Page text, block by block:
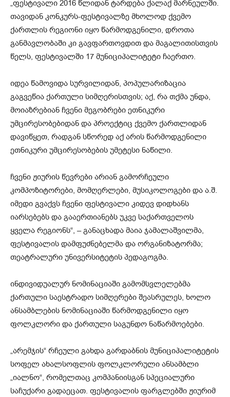
„ფესტივალი 2016 წლიდან ტარდება ქალაქ მარნეულში.
თავიდან კონკურს-ფესტივალზე მხოლოდ ქვემო
ქართლის რეგიონი იყო წარმოდგენილი, დროთა
განმავლობაში კი გავფართოვდით და მაგალითისთვის
წელს, ფესტივალში 17 მუნიციპალიტეტი ჩაერთო.
იდეა წამოვიდა სურვილიდან, პოპულარიზაცია
გაგვეწია ქართული სიმღერისთვის; აქ, რა თქმა უნდა,
მოიაზრებიან ჩვენი მეგობრები ეთნიკური
უმცირესობებიდან და პროექტიც ქვემო ქართლიდან
დავიწყეთ, რადგან სწორედ აქ არის წარმოდგენილი
ეთნიკური უმცირესობების უმეტესი ნაწილი.
ჩვენი ჟიურის წევრები არიან გამორჩეული
კომპოზიტორები, მომღერლები, მუსიკოლოგები და ა.შ.
იმედი გვაქვს ჩვენი ფესტივალი კიდევ დიდხანს
იარსებებს და გააერთიანებს უკვე საქართველოს
ყველა რეგიონს“, – განაცხადა მაია ჯამალაშვილმა,
ფესტივალის დამფუძნებელმა და ორგანიზატორმა;
თეატრალური უნივერსიტეტის პედაგოგმა.
ინდივიდუალურ ნომინაციაში გამომსვლელებმა
ქართული საესტრადო სიმღერები შეასრულეს, ხოლო
ანსამბლების ნომინაციაში წარმოდგენილი იყო
ფოლკლორი და ქართული საგუნდო ნაწარმოებები.
„არემჯის“ რჩეული გახდა გარდაბნის მუნიციპალიტეტის
სოფელ ახალსოფლის ფოლკლორული ანსამბლი
„იალნო“, რომელთაც კომპანიისგან სპეციალური
საჩუქარი გადაეცათ. ფესტივალის ფარგლებში ჟიურიმ